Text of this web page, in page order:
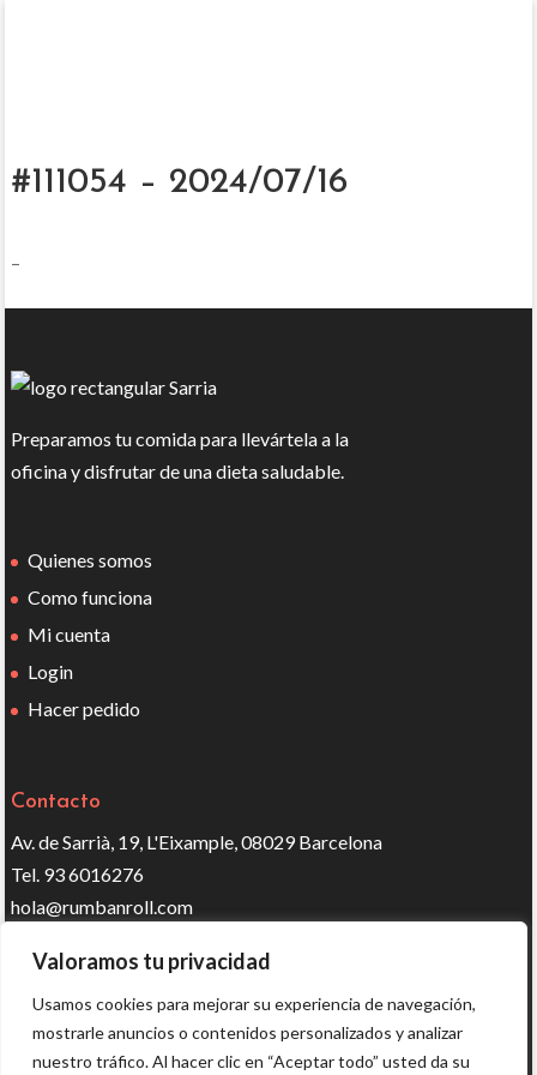
Valoramos tu privacidad
Usamos cookies para mejorar su experiencia de navegación,
mostrarle anuncios o contenidos personalizados y analizar
nuestro tráfico. Al hacer clic en “Aceptar todo” usted da su
#111054 – 2024/07/16
–
Preparamos tu comida para llevártela a la
oficina y disfrutar de una dieta saludable.
Quienes somos
Como funciona
Mi cuenta
Login
Hacer pedido
Contacto
Av. de Sarrià, 19, L'Eixample, 08029 Barcelona
Tel. 93 6016276
hola@rumbanroll.com
Síguenos en redes